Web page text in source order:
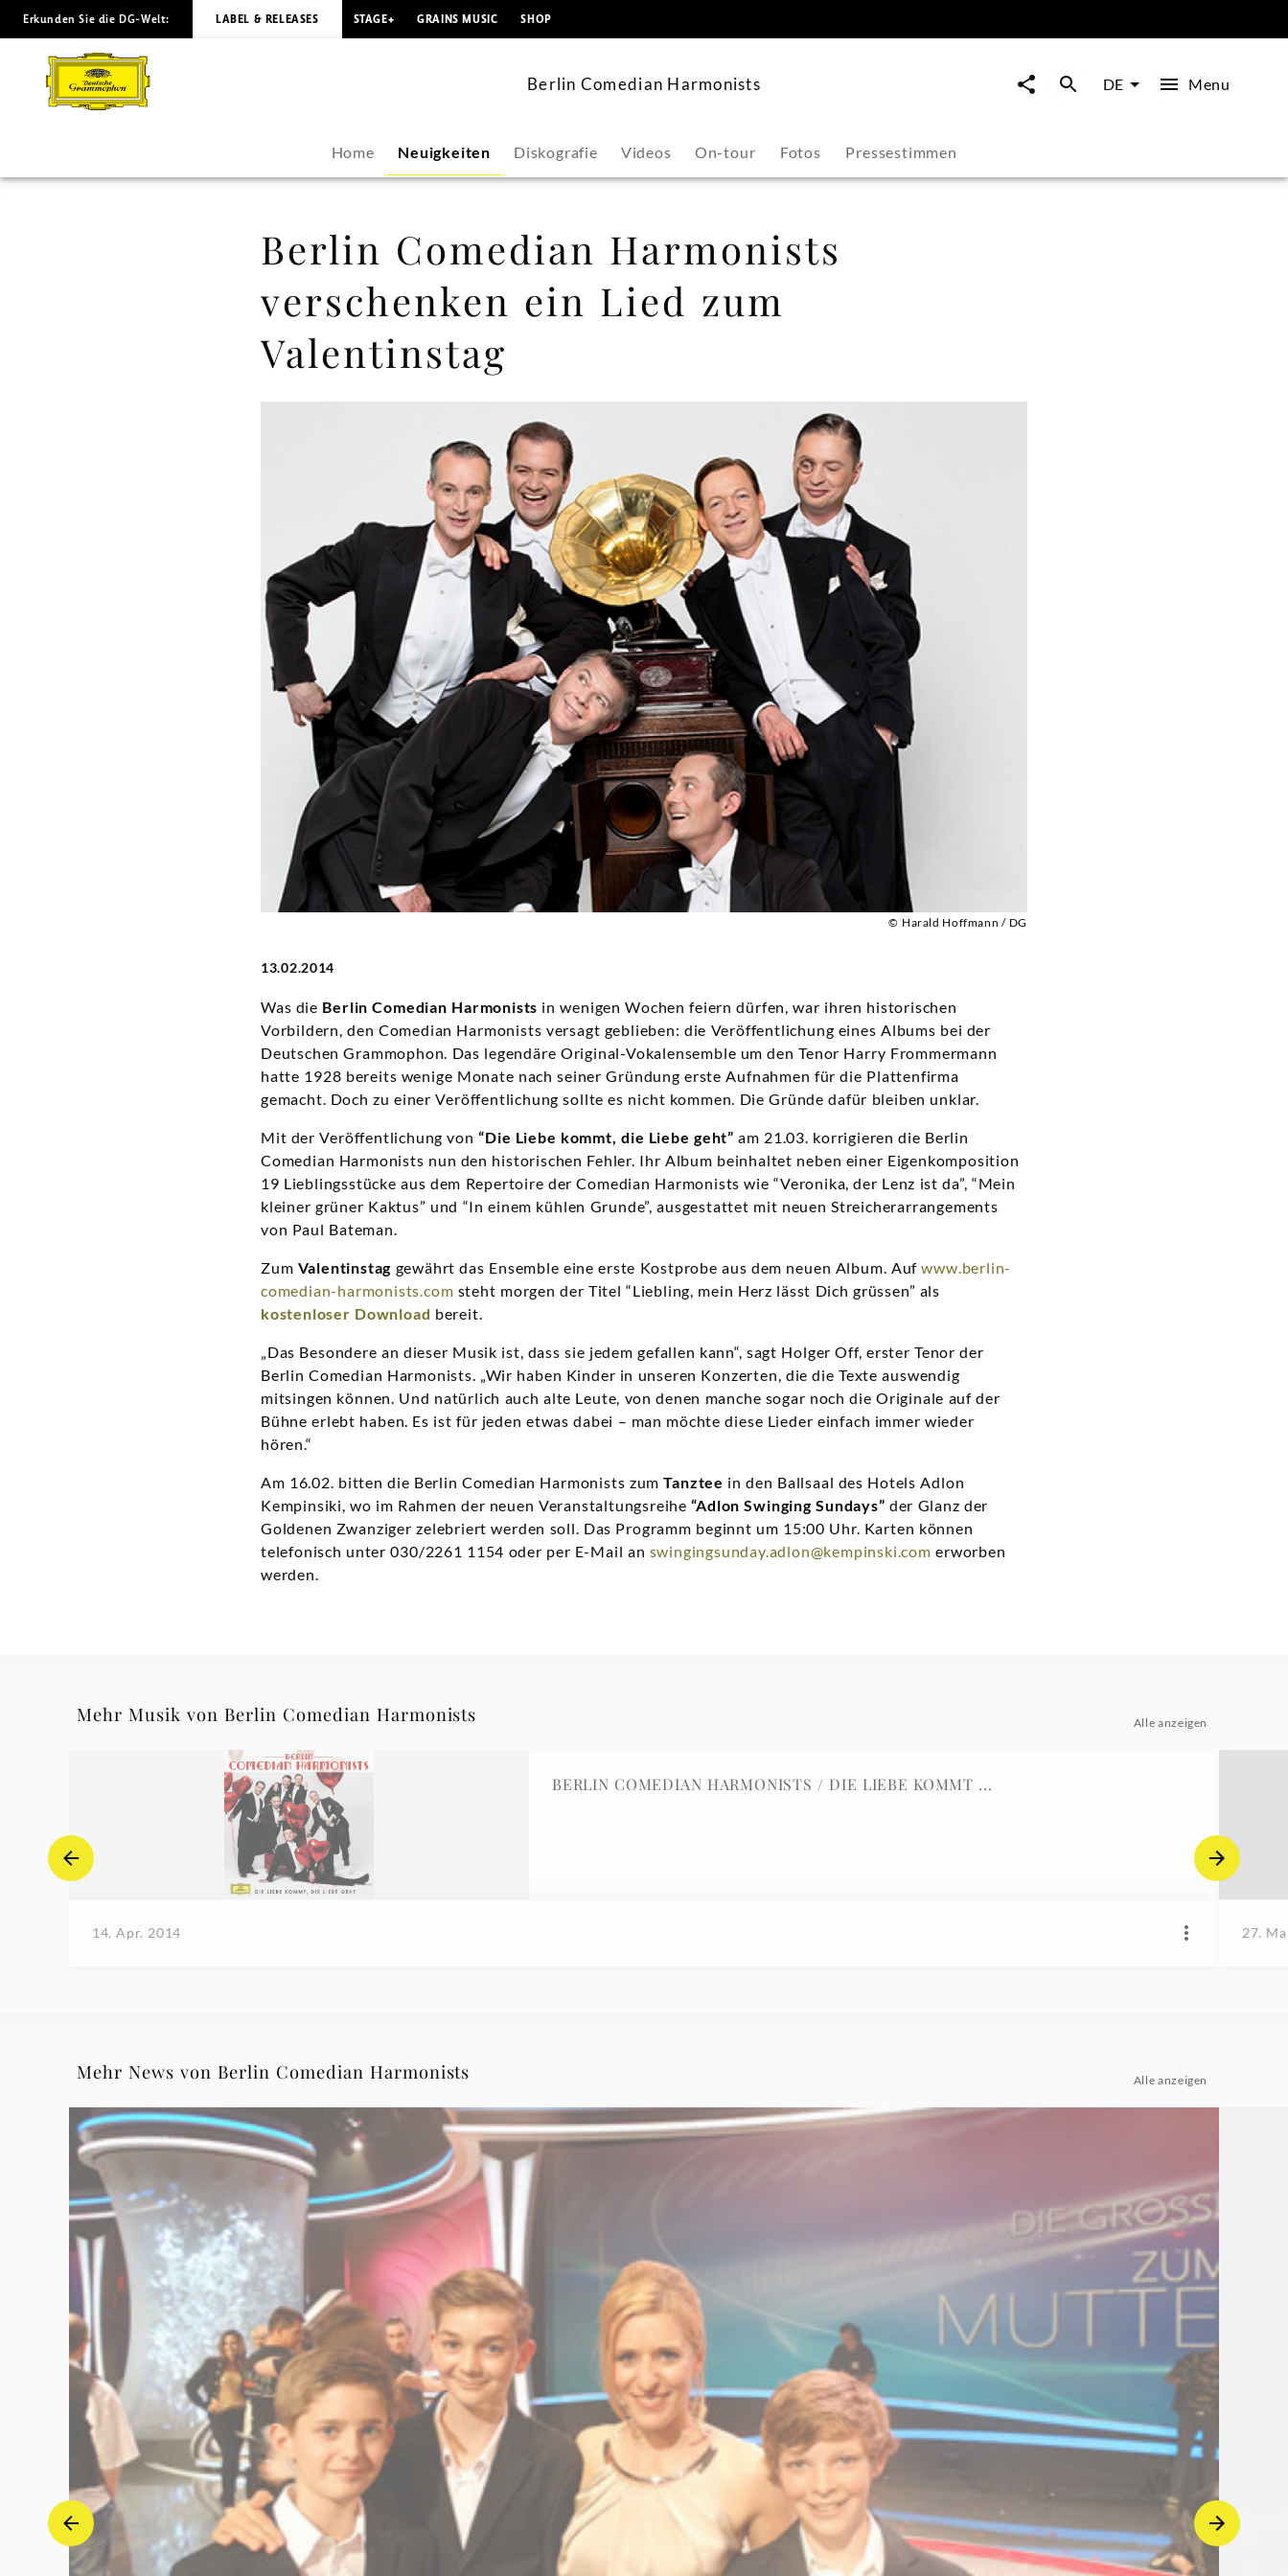
Berlin
Comedian
verschenken
Erkunden Sie die DG-Welt: LABEL & RELEASES STAGE+ GRAINS MUSIC SHOP
Berlin Comedian Harmonists DE Menu
Home Neuigkeiten Diskografie Videos On-tour Fotos Pressestimmen
Berlin Comedian Harmonists
verschenken ein Lied zum
Valentinstag
© Harald Hoffmann / DG
13.02.2014
Was die Berlin Comedian Harmonists in wenigen Wochen feiern dürfen, war ihren historischen
Vorbildern, den Comedian Harmonists versagt geblieben: die Veröffentlichung eines Albums bei der
Deutschen Grammophon. Das legendäre Original-Vokalensemble um den Tenor Harry Frommermann
hatte 1928 bereits wenige Monate nach seiner Gründung erste Aufnahmen für die Plattenfirma
gemacht. Doch zu einer Veröffentlichung sollte es nicht kommen. Die Gründe dafür bleiben unklar.
Mit der Veröffentlichung von“Die Liebe kommt, die Liebe geht” am 21.03. korrigieren die Berlin
Comedian Harmonists nun den historischen Fehler. Ihr Album beinhaltet neben einer Eigenkomposition
19 Lieblingsstücke aus dem Repertoire der Comedian Harmonists wie “Veronika, der Lenz ist da”, “Mein
kleiner grüner Kaktus” und “In einem kühlen Grunde”, ausgestattet mit neuen Streicherarrangements
von Paul Bateman.
Zum Valentinstag gewährt das Ensemble eine erste Kostprobe aus dem neuen Album. Aufwww.berlin-
comedian-harmonists.com steht morgen der Titel “Liebling, mein Herz lässt Dich grüssen” als
kostenloser Download bereit.
„Das Besondere an dieser Musik ist, dass sie jedem gefallen kann“, sagt Holger Off, erster Tenor der
Berlin Comedian Harmonists. „Wir haben Kinder in unseren Konzerten, die die Texte auswendig
mitsingen können. Und natürlich auch alte Leute, von denen manche sogar noch die Originale auf der
Bühne erlebt haben. Es ist für jeden etwas dabei – man möchte diese Lieder einfach immer wieder
hören.“
Am 16.02. bitten die Berlin Comedian Harmonists zumTanztee in den Ballsaal des Hotels Adlon
Kempinsiki, wo im Rahmen der neuen Veranstaltungsreihe“Adlon Swinging Sundays” der Glanz der
Goldenen Zwanziger zelebriert werden soll. Das Programm beginnt um 15:00 Uhr. Karten können
telefonisch unter 030/2261 1154 oder per E-Mail an swingingsunday.adlon@kempinski.com erworben
werden.
Mehr Musik von Berlin Comedian Harmonists Alle anzeigen
BERLIN COMEDIAN HARMONISTS / DIE LIEBE KOMMT ...
14. Apr. 2014 27.
Mehr News von Berlin Comedian Harmonists Alle anzeigen